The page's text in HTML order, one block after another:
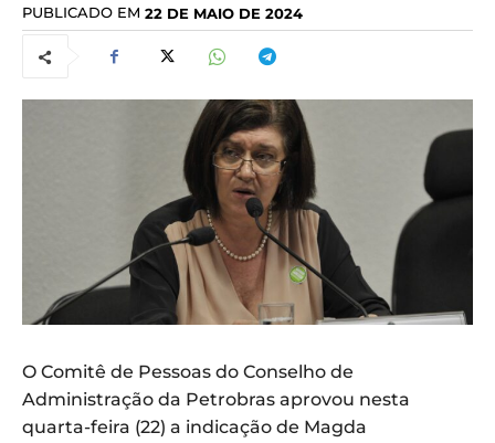
PUBLICADO EM 22 DE MAIO DE 2024
O Comitê de Pessoas do Conselho de
Administração da Petrobras aprovou nesta
quarta-feira (22) a indicação de Magda